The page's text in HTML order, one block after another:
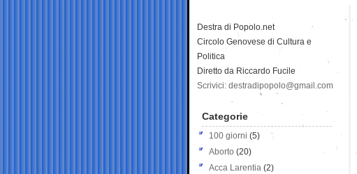
Destra di Popolo.net
Circolo Genovese di Cultura e
Politica
Diretto da Riccardo Fucile
Scrivici: destradipopolo@gmail.com
Categorie
100 giorni (5)
Aborto (20)
Acca Larentia (2)